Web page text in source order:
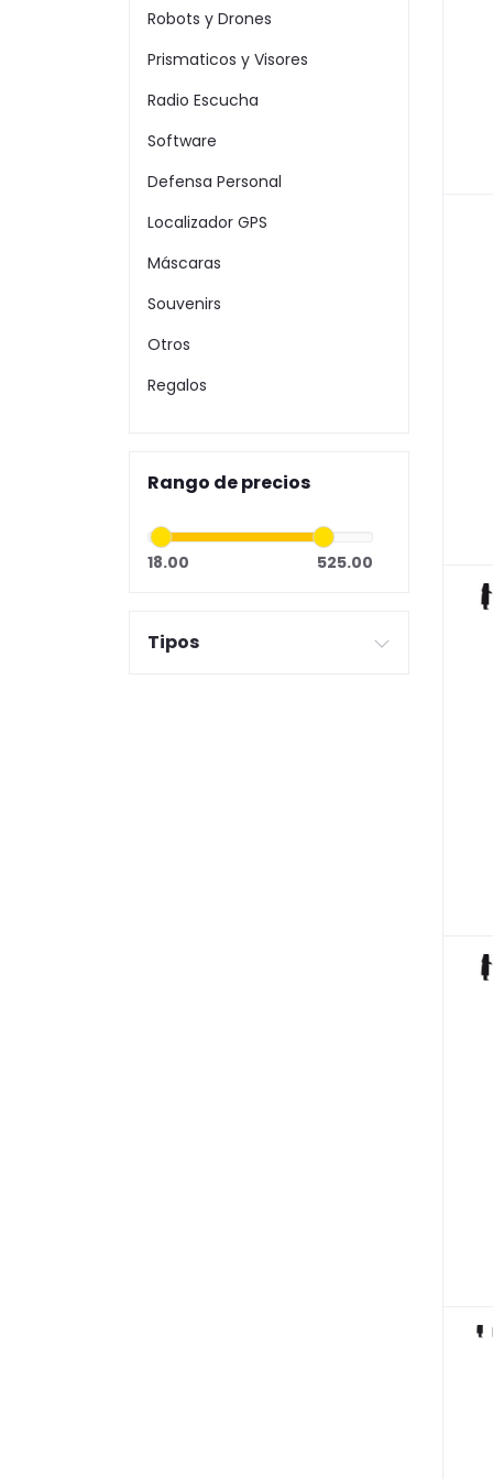
Robots y Drones
Prismaticos y Visores
Radio Escucha
Software
Defensa Personal
Localizador GPS
Máscaras
Souvenirs
Otros
Regalos
Rango de precios
18.00 525.00
Tipos